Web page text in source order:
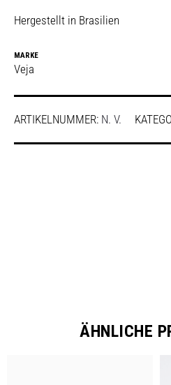
Hergestellt in Brasilien
MARKE
Veja
ARTIKELNUMMER: N. V.
ÄHNLICHE